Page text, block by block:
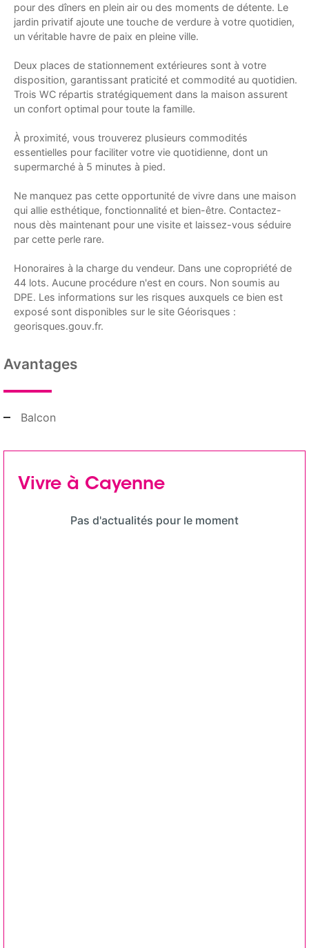
pour des dîners en plein air ou des moments de détente. Le
jardin privatif ajoute une touche de verdure à votre quotidien,
un véritable havre de paix en pleine ville.
Deux places de stationnement extérieures sont à votre
disposition, garantissant praticité et commodité au quotidien.
Trois WC répartis stratégiquement dans la maison assurent
un confort optimal pour toute la famille.
À proximité, vous trouverez plusieurs commodités
essentielles pour faciliter votre vie quotidienne, dont un
supermarché à 5 minutes à pied.
Ne manquez pas cette opportunité de vivre dans une maison
qui allie esthétique, fonctionnalité et bien-être. Contactez-
nous dès maintenant pour une visite et laissez-vous séduire
par cette perle rare.
Honoraires à la charge du vendeur. Dans une copropriété de
44 lots. Aucune procédure n'est en cours. Non soumis au
DPE. Les informations sur les risques auxquels ce bien est
exposé sont disponibles sur le site Géorisques :
georisques.gouv.fr.
Avantages
Balcon
Vivre à Cayenne
Pas d'actualités pour le moment